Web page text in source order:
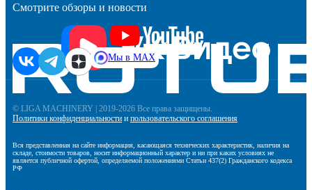
Смотрите обзоры и новости
Мы в MAX
© LIGA MACHINERY | 2019-2026 Все права защищены.
Политики конфиденциальности и пользовательского соглашения
Вся представленная на сайте информация, касающаяся технических характеристик, наличия на
складе, стоимости товаров, носит информационный характер и ни при каких условиях не
является публичной офертой, определяемой положениями Статьи 437(2) Гражданского кодекса
РФ